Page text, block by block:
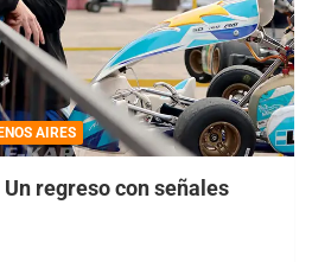
AIRES
Un regreso con señales